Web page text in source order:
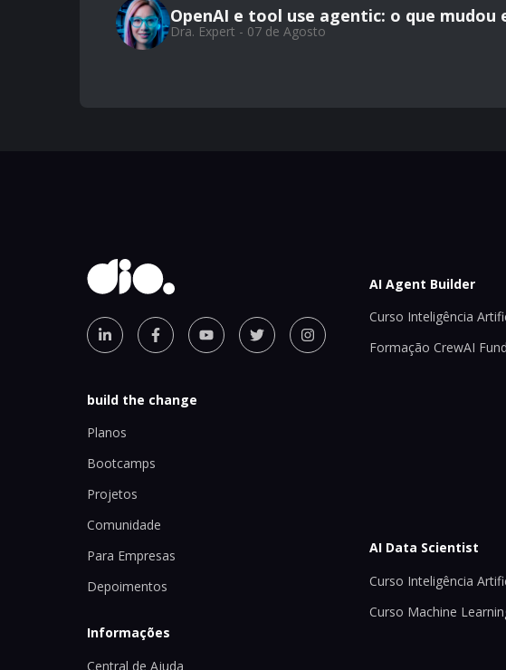
OpenAI e tool use agentic: o que mudou
Dra. Expert - 07 de Agosto
build the change
Planos
Bootcamps
Projetos
Comunidade
Para Empresas
Depoimentos
Informações
Central de Ajuda
AI Agent Builder
Curso Inteligência
Formação CrewAI
AI Data Scientist
Curso Inteligência
Curso Machine